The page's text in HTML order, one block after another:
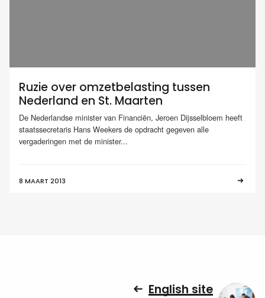
Ruzie over omzetbelasting tussen
Nederland en St. Maarten
De Nederlandse minister van Financiën, Jeroen Dijsselbloem heeft
staatssecretaris Hans Weekers de opdracht gegeven alle
vergaderingen met de minister...
8 MAART 2013
English site